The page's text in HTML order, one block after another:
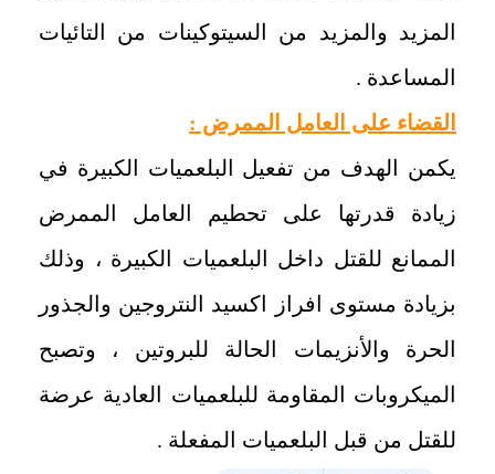
المزيد والمزيد من السيتوكينات من التائيات
المساعدة .
‏القضاء على العامل الممرض :
‏يكمن الهدف من تفعيل البلعميات الكبيرة في
زيادة قدرتها على تحطيم العامل الممرض
الممانع للقتل داخل البلعميات الكبيرة ، وذلك
بزيادة مستوى افراز اكسيد النتروجين والجذور
الحرة والأنزيمات الحالة للبروتين ، وتصبح
الميكروبات المقاومة للبلعميات العادية عرضة
للقتل من قبل البلعميات المفعلة .